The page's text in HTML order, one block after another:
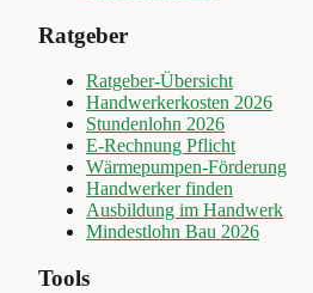
Ratgeber
Ratgeber-Übersicht
Handwerkerkosten 2026
Stundenlohn 2026
E-Rechnung Pflicht
Wärmepumpen-Förderung
Handwerker finden
Ausbildung im Handwerk
Mindestlohn Bau 2026
Tools